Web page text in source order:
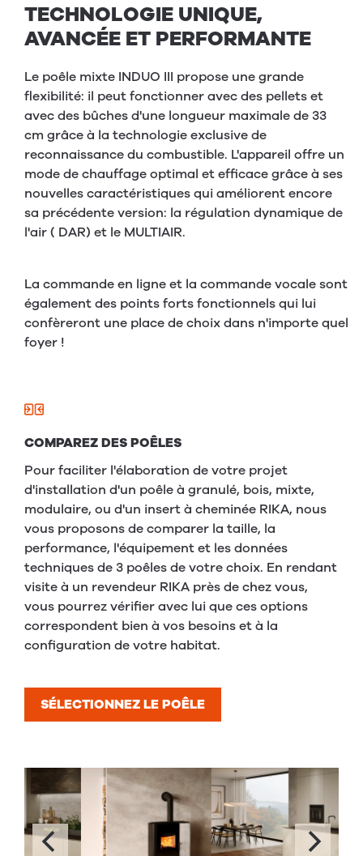
TECHNOLOGIE UNIQUE,
AVANCÉE ET PERFORMANTE
Le poêle mixte INDUO III propose une grande
flexibilité: il peut fonctionner avec des pellets et
avec des bûches d'une longueur maximale de 33
cm grâce à la technologie exclusive de
reconnaissance du combustible. L'appareil offre un
mode de chauffage optimal et efficace grâce à ses
nouvelles caractéristiques qui améliorent encore
sa précédente version: la régulation dynamique de
l'air ( DAR) et le MULTIAIR.
La commande en ligne et la commande vocale sont
également des points forts fonctionnels qui lui
confèreront une place de choix dans n'importe quel
foyer !
COMPAREZ DES POÊLES
Pour faciliter l'élaboration de votre projet
d'installation d'un poêle à granulé, bois, mixte,
modulaire, ou d'un insert à cheminée RIKA, nous
vous proposons de comparer la taille, la
performance, l'équipement et les données
techniques de 3 poêles de votre choix. En rendant
visite à un revendeur RIKA près de chez vous,
vous pourrez vérifier avec lui que ces options
correspondent bien à vos besoins et à la
configuration de votre habitat.
SÉLECTIONNEZ LE POÊLE